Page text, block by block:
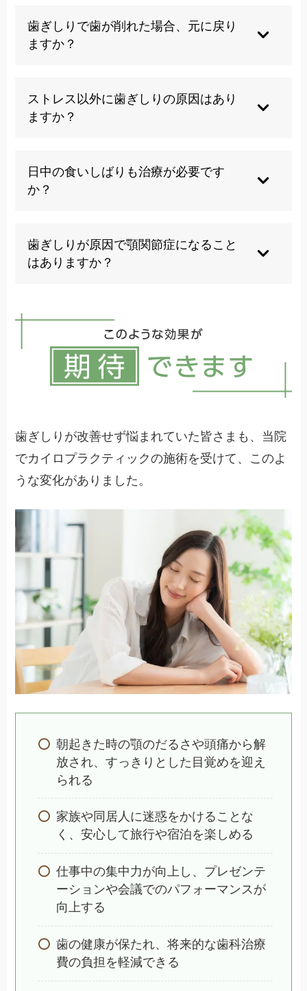
す。個人差がありますが、多くの場合は長期間の
使用が前提となります。
歯ぎしりで歯が削れた場合、元に戻り
ますか？
要に応じて詰め物や被せ物による修復治療が必要
になります。
ストレス以外に歯ぎしりの原因はあり
ますか？
的要因など、複数の原因が複合的に関与している
ことが多いです。
日中の食いしばりも治療が必要です
か？
意識的にコントロールする必要があります。スト
レス管理や正しい姿勢の維持が重要です。
歯ぎしりが原因で顎関節症になること
はありますか？
続的な負担により顎関節に炎症や変形が生じ、痛
みや開口障害を引き起こす可能性があります。
歯ぎしりが改善せず悩まれていた皆さまも、当院
でカイロプラクティックの施術を受けて、このよ
うな変化がありました。
朝起きた時の顎のだるさや頭痛から解
放され、すっきりとした目覚めを迎え
られる
家族や同居人に迷惑をかけることな
く、安心して旅行や宿泊を楽しめる
仕事中の集中力が向上し、プレゼンテ
ーションや会議でのパフォーマンスが
向上する
歯の健康が保たれ、将来的な歯科治療
費の負担を軽減できる